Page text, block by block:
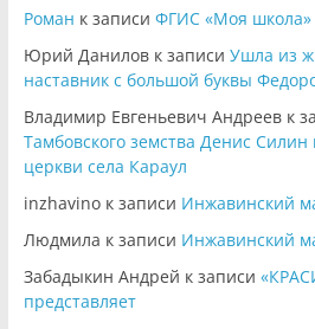
Роман к записи ФГИС «Моя школа»
Юрий Даниловк записи Ушла из
наставник с большой буквы
Владимир Евгеньевич Андреевк
Тамбовского земства Денис
церкви села Караул
inzhavinoк записи Инжавинский
Людмила к записи Инжавинский
Забадыкин Андрей к записи
представляет